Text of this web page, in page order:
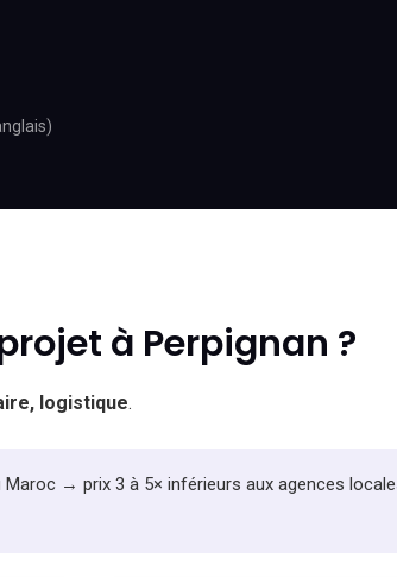
à Perpignan ?
logistique.
Maroc → prix 3 à 5× inférieurs aux agences